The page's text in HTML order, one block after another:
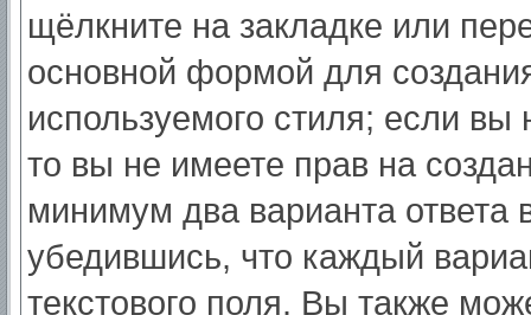
щёлкните на закладке или
основной формой для
используемого стиля; если
то вы не имеете прав на
минимум два варианта ответа
убедившись, что каждый
текстового поля. Вы также